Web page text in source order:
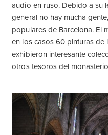
audio en ruso. Debido a su
general no hay mucha
populares de Barcelona. El
en los casos 60 pinturas de
exhibieron interesante
otros tesoros del